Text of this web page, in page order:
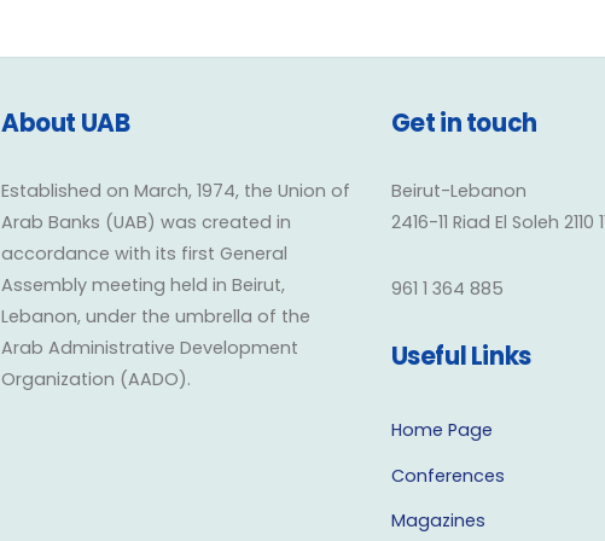
About UAB
Established on March, 1974, the Union of
Arab Banks (UAB) was created in
accordance with its first General
Assembly meeting held in Beirut,
Lebanon, under the umbrella of the
Arab Administrative Development
Organization (AADO).
Get in touch
Beirut-Lebanon
2416-11 Riad El Soleh 2110
961 1 364 885
Useful Links
Home Page
Conferences
Magazines